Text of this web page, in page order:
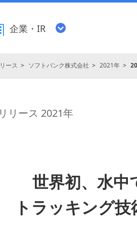
企業・IR
ース ソフトバンク株式会社 2021年
リース 2021年
世界初、水中
トラッキング